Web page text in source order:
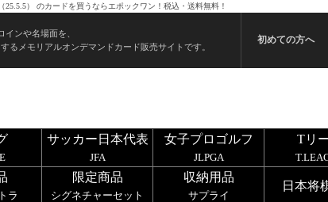
） のカードを買うならエポックワン！税込・送料無料！
インや名場面を、
るメモリアルオンデマンドカード販売サイトです。
初めての方へ
サッカー日本代表
JFA
女子プロゴルフ
JLPGA
Tリ
ラ
限定商品
シグネチャーセット
収納用品
サプライ
日本将